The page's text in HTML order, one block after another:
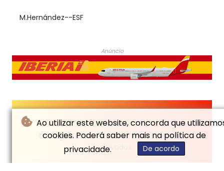
Ao utilizar este website, concorda que
cookies. Poderá saber mais na política de
privacidade.
De acordo
M.Hernández--ESF
Anúncio
© El Siglo Futuro - 2026 - Todos os direitos
reservados